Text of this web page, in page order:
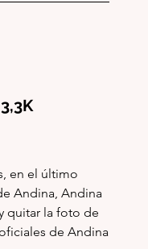
en el último
Andina, Andina
quitar la foto de
de Andina